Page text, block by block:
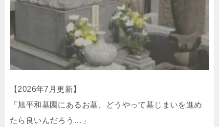
【2026年7月更新】
「旭平和墓園にあるお墓、どうやって墓じまいを進め
たら良いんだろう…」